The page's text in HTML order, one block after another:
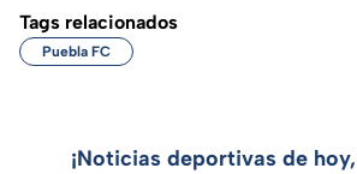
Tags relacionados
Puebla FC
¡Noticias deportivas de